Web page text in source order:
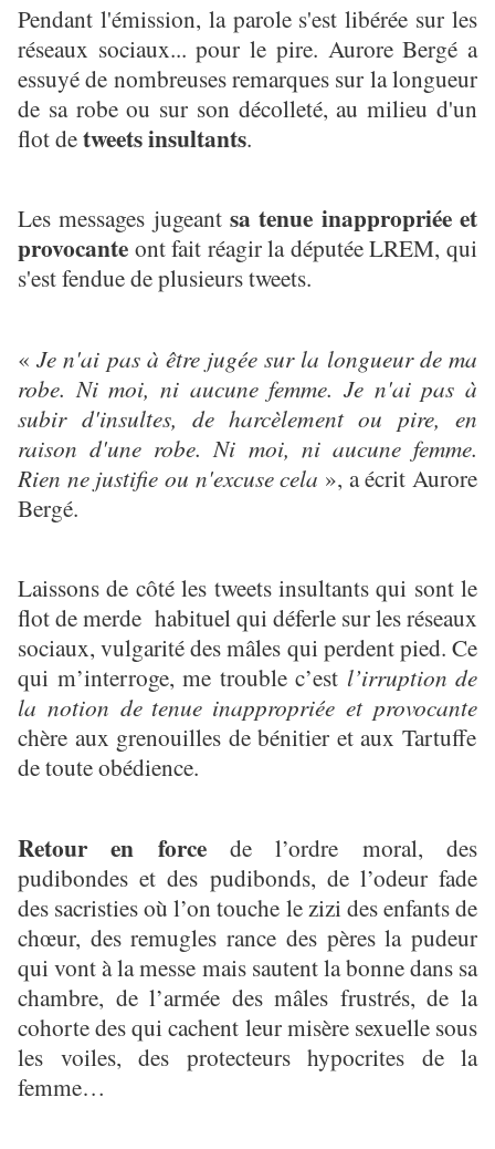
Pendant l'émission, la parole s'est libérée sur les
réseaux sociaux... pour le pire. Aurore Bergé a
essuyé de nombreuses remarques sur la longueur
de sa robe ou sur son décolleté, au milieu d'un
flot detweets insultants.
Les messages jugeant sa tenue inappropriée et
provocante ont fait réagir la députée LREM, qui
s'est fendue de plusieurs tweets.
«Je n'ai pas à être jugée sur la longueur de ma
robe. Ni moi, ni aucune femme. Je n'ai pas à
subir d'insultes, de harcèlement ou pire, en
raison d'une robe. Ni moi, ni aucune femme.
Rien ne justifie ou n'excuse cela », a écrit Aurore
Bergé.
Laissons de côté les tweets insultants qui sont le
flot de merde habituel qui déferle sur les réseaux
sociaux, vulgarité des mâles qui perdent pied. Ce
qui m’interroge, me trouble c’est l’irruption de
la notion de tenue inappropriée et provocante
chère aux grenouilles de bénitier et aux Tartuffe
de toute obédience.
Retour en forcede l’ordre moral, des
pudibondes et des pudibonds, de l’odeur fade
des sacristies où l’on touche le zizi des enfants de
chœur, des remugles rance des pères la pudeur
qui vont à la messe mais sautent la bonne dans sa
chambre, de l’armée des mâles frustrés, de la
cohorte des qui cachent leur misère sexuelle sous
les voiles, des protecteurs hypocrites de la
femme…